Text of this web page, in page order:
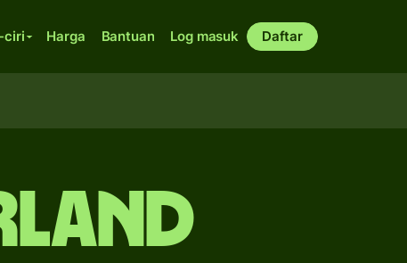
ciri Harga Bantuan Log masuk Daftar